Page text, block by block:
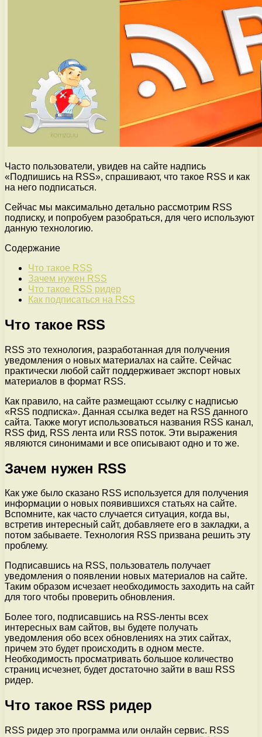
Часто пользователи, увидев на сайте надпись
«Подпишись на RSS», спрашивают, что такое RSS и как
на него подписаться.
Сейчас мы максимально детально рассмотрим RSS
подписку, и попробуем разобраться, для чего используют
данную технологию.
Содержание
Что такое RSS
Зачем нужен RSS
Что такое RSS ридер
Как подписаться на RSS
Что такое RSS
RSS это технология, разработанная для получения
уведомления о новых материалах на сайте. Сейчас
практически любой сайт поддерживает экспорт новых
материалов в формат RSS.
Как правило, на сайте размещают ссылку с надписью
«RSS подписка». Данная ссылка ведет на RSS данного
сайта. Также могут использоваться названия RSS канал,
RSS фид, RSS лента или RSS поток. Эти выражения
являются синонимами и все описывают одно и то же.
Зачем нужен RSS
Как уже было сказано RSS используется для получения
информации о новых появившихся статьях на сайте.
Вспомните, как часто случается ситуация, когда вы,
встретив интересный сайт, добавляете его в закладки, а
потом забываете. Технология RSS призвана решить эту
проблему.
Подписавшись на RSS, пользователь получает
уведомления о появлении новых материалов на сайте.
Таким образом исчезает необходимость заходить на сайт
для того чтобы проверить обновления.
Более того, подписавшись на RSS-ленты всех
интересных вам сайтов, вы будете получать
уведомления обо всех обновлениях на этих сайтах,
причем это будет происходить в одном месте.
Необходимость просматривать большое количество
страниц исчезнет, будет достаточно зайти в ваш RSS
ридер.
Что такое RSS ридер
RSS ридер это программа или онлайн сервис. RSS